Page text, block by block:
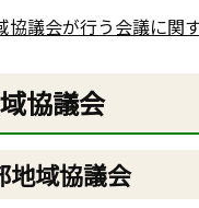
議会が行う会議に関
協議会
地域協議会